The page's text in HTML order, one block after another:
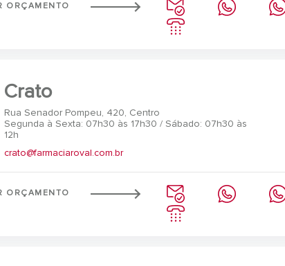
ORÇAMENTO
Crato
Rua Senador Pompeu, 420, Centro
Segunda à Sexta: 07h30 às 17h30 / Sábado: 07h30 às
12h
crato@farmaciaroval.com.br
ORÇAMENTO